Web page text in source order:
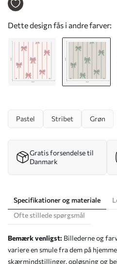
baggrund Nr. a01162v1
Dette design fås i andre farver:
Pastel Stribet Grøn
Gratis forsendelse til
Danmark
Specifikationer og materiale
Ofte stillede spørgsmål
Bemærk venligst: Billederne og
variere en smule fra dem på
skærmindstillinger, opløsning og